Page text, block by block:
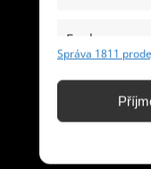
Funkce
Identifikace
základě
Správa 1811